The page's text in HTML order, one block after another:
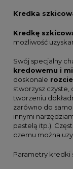
Kredka
Kredkę
możliwość
Swój specjalny
kredowemu i
doskonale
stworzysz
tworzeniu
zarówno do
innymi
pastelą itp.).
czemu można
Parametry kredki